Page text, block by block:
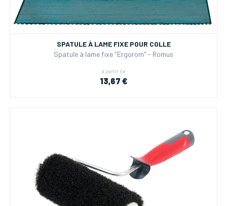
SPATULE À LAME FIXE POUR COLLE
Spatule à lame fixe "Ergorom" - Romus
à partir de
13,67 €